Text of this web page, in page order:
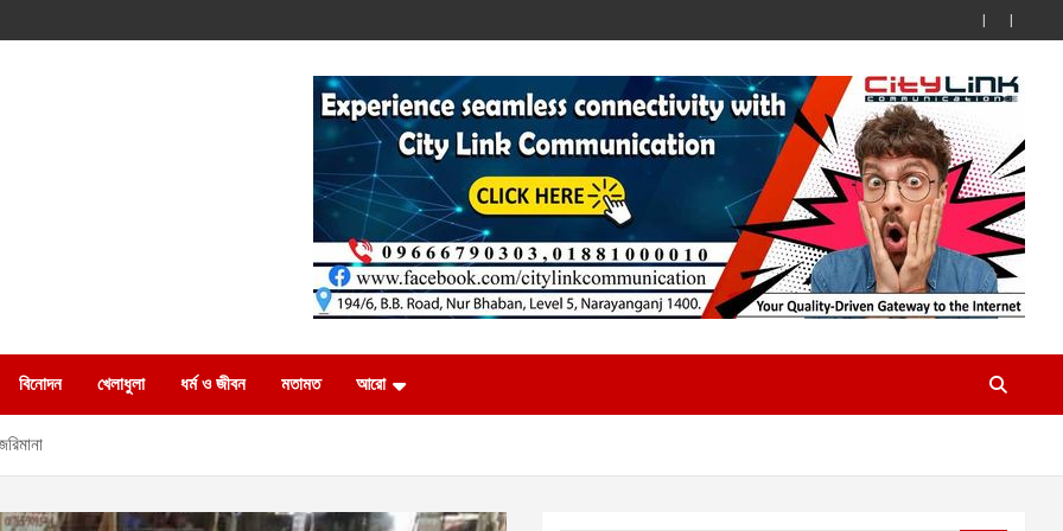
বিনোদন খেলাধুলা ধর্ম ও জীবন মতামত আরো